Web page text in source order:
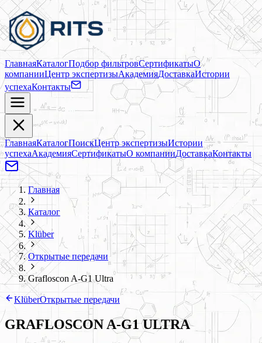
ГлавнаяКаталогПодбор фильтровСертификатыО
компанииЦентр экспертизыАкадемияДоставкаИстории
успехаКонтакты
ГлавнаяКаталогПоискЦентр экспертизыИстории
успехаАкадемияСертификатыО компанииДоставкаКонтакты
Главная
Каталог
Klüber
Открытые передачи
Grafloscon A-G1 Ultra
KlüberОткрытые передачи
GRAFLOSCON A-G1 ULTRA